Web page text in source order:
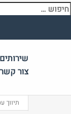
חיפוש:
שירותים
צור קשר
תיווך